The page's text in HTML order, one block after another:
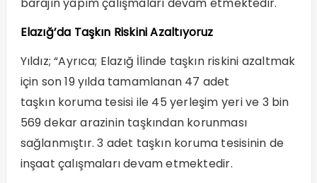
Elazığ’da Taşkın Riskini Azaltıyoruz
Yıldız; “Ayrıca; Elazığ İlinde taşkın riskini azaltmak
için son 19 yılda tamamlanan 47 adet
taşkın koruma tesisi ile 45 yerleşim yeri ve 3 bin
569 dekar arazinin taşkından korunması
sağlanmıştır. 3 adet taşkın koruma tesisinin de
inşaat çalışmaları devam etmektedir.